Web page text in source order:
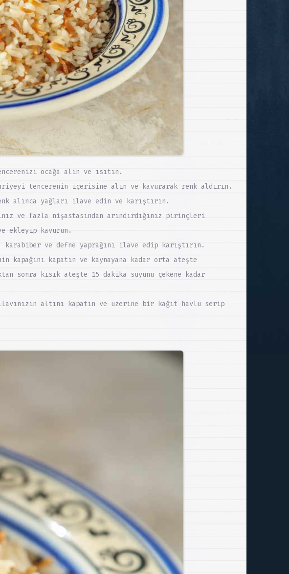
ocağa alın ve ısıtın.
tencerenin içerisine alın ve kavurarak renk aldırın.
alınca yağları ilave edin ve karıştırın.
ve fazla nişastasından arındırdığınız pirinçleri
ekleyip kavurun.
karabiber ve defne yaprağını ilave edip karıştırın.
kapağını kapatın ve kaynayana kadar orta ateşte
sonra kısık ateşte 15 dakika suyunu çekene kadar
altını kapatın ve üzerine bir kağıt havlu serip